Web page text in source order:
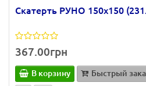
Скатерть РУНО 150х150
367.00грн
В корзину Быстрый